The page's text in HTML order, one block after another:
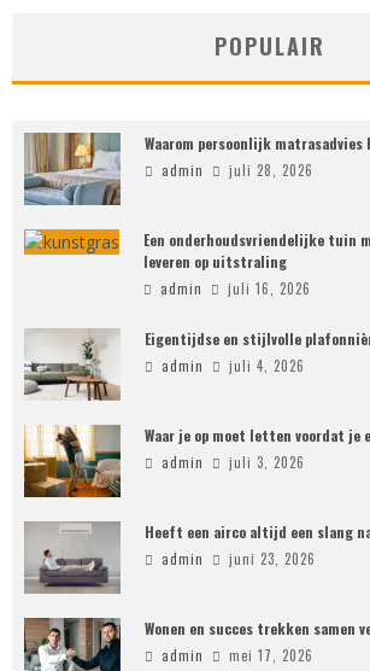
POPULAIR
Waarom persoonlijk
admin juli 28, 2026
Een onderhoudsvriendelijke tuin
leveren op uitstraling
admin juli 16, 2026
Eigentijdse en stijlvolle
admin juli 4, 2026
Waar je op moet letten voordat je
admin juli 3, 2026
Heeft een airco altijd een slang
admin juni 23, 2026
Wonen en succes trekken samen
admin mei 17, 2026